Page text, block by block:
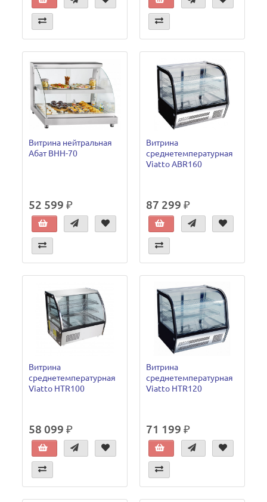
Витрина нейтральная
Абат ВНН-70
52 599 ₽
Витрина
среднетемпературная
Viatto ABR160
87 299 ₽
Витрина
среднетемпературная
Viatto HTR100
58 099 ₽
Витрина
среднетемпературная
Viatto HTR120
71 199 ₽